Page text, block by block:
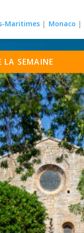
Maritimes | Monaco |
LA SEMAINE